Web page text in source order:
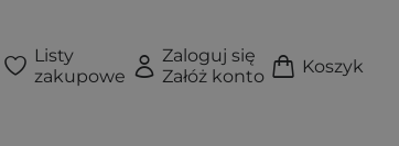
Listy
zakupowe
Zaloguj się
Załóż konto
Koszyk